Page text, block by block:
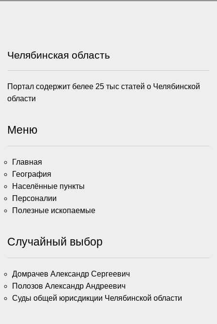
Челябинская область
Портал содержит белее 25 тыс статей о Челябинской
области
Меню
Главная
География
Населённые пункты
Персоналии
Полезные ископаемые
Случайный выбор
Домрачев Александр Сергеевич
Полозов Александр Андреевич
Суды общей юрисдикции Челябинской области